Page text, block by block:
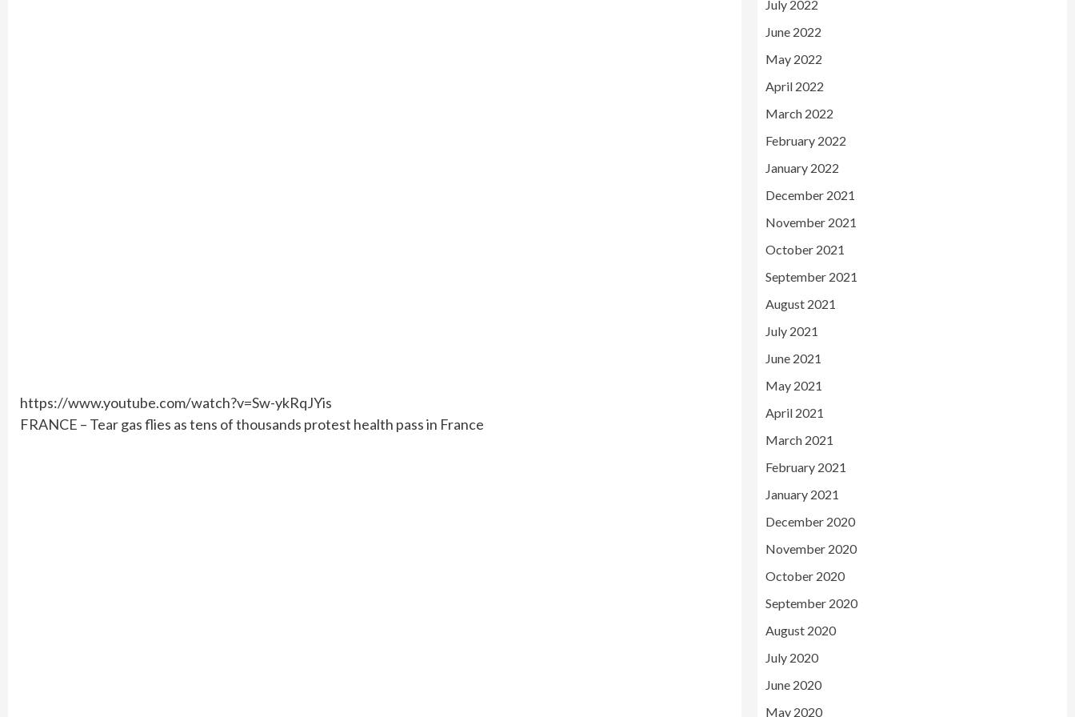
https://www.youtube.com/watch?v=Sw-ykRqJYis
FRANCE – Tear gas flies as tens of thousands protest health pass in France
July 2022
June 2022
May 2022
April 2022
March 2022
February 2022
January 2022
December 2021
November 2021
October 2021
September 2021
August 2021
July 2021
June 2021
May 2021
April 2021
March 2021
February 2021
January 2021
December 2020
November 2020
October 2020
September 2020
August 2020
July 2020
June 2020
May 2020